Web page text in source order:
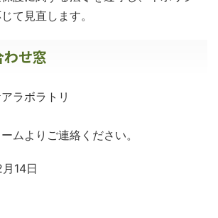
て見直します。
せ窓
ラボラトリ
ムよりご連絡ください。
14日